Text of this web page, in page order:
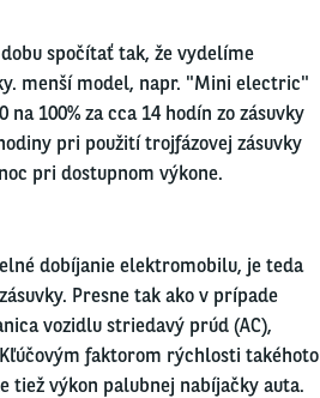
spočítať tak, že vydelíme
menší model, napr. "Mini electric"
100% za cca 14 hodín zo zásuvky
pri použití trojfázovej zásuvky
pri dostupnom výkone.
dobíjanie elektromobilu, je teda
Presne tak ako v prípade
vozidlu striedavý prúd (AC),
faktorom rýchlosti takéhoto
tiež výkon palubnej nabíjačky auta.